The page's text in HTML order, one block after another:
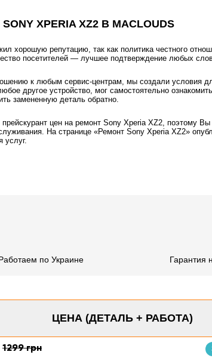
XPERIA XZ2 В MACLOUDS
хорошую репутацию, так как политика честного
посетителей — лучшее подтверждение любых
к любым сервис-центрам, мы создали условия
другое устройство, мог самостоятельно
замененную деталь обратно.
цен на ремонт Sony Xperia XZ2, поэтому Вы
На странице «Ремонт Sony Xperia XZ2»
услуг.
по Украине Гарантия
ЦЕНА (ДЕТАЛЬ + РАБОТА)
1299 грн